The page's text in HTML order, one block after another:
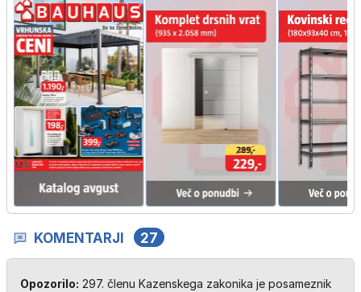
KOMENTARJI 27
Opozorilo: 297. členu Kazenskega zakonika je posameznik